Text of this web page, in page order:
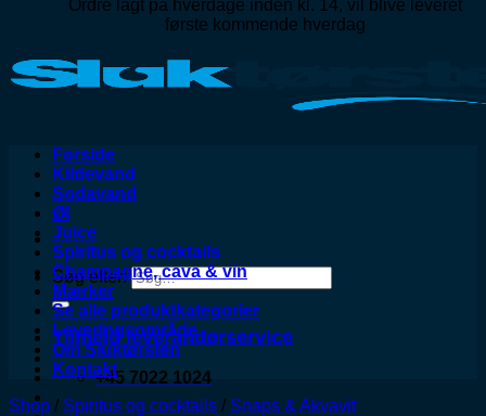
Ordre lagt på hverdage inden kl. 14, vil blive leveret
første kommende hverdag
Søg efter:
Tilmeld leverandørservice
+45 7022 1024
Forside
Kildevand
Sodavand
Øl
Juice
Spiritus og cocktails
Champagne, cava & vin
Mærker
Se alle produktkategorier
Leveringsområde
Om Sluktørsten
Kontakt
Shop / Spiritus og cocktails / Snaps & Akvavit